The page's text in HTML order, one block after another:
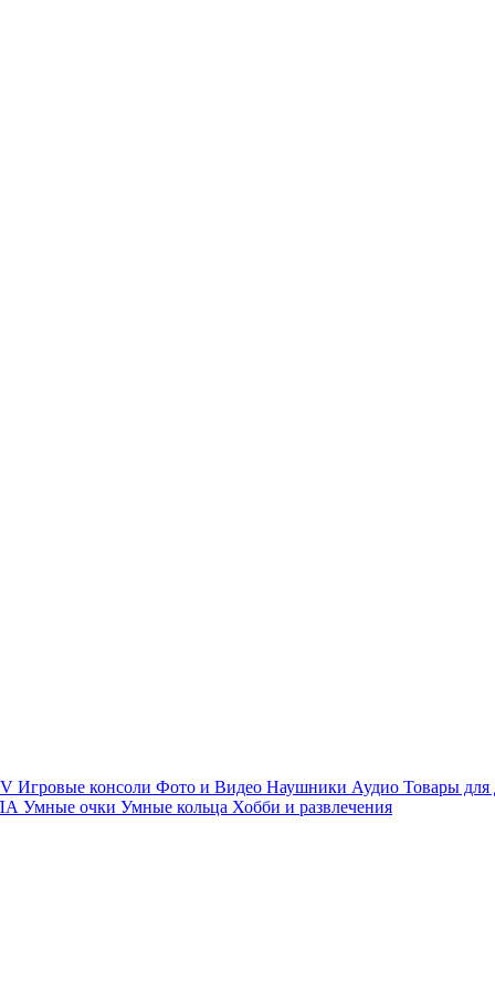
Игровые консоли Фото и Видео Наушники Аудио Товары для
Умные очки Умные кольца Хобби и развлечения